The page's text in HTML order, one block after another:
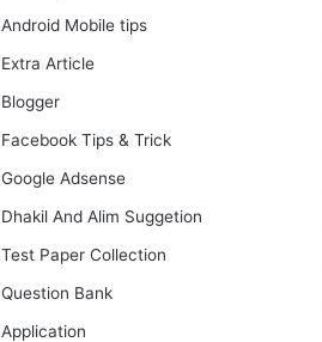
Android Mobile tips
Extra Article
Blogger
Facebook Tips & Trick
Google Adsense
Dhakil And Alim Suggetion
Test Paper Collection
Question Bank
Application